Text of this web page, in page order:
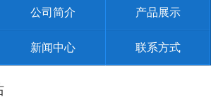
公司简介 产品展示
新闻中心 联系方式